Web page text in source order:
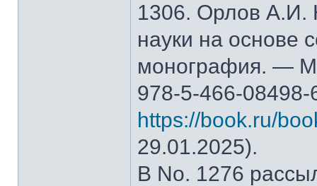
1306. Орлов А.И.
науки на основе
монография. —
978-5-466-
https://book.ru/
29.01.2025).
В No. 1276